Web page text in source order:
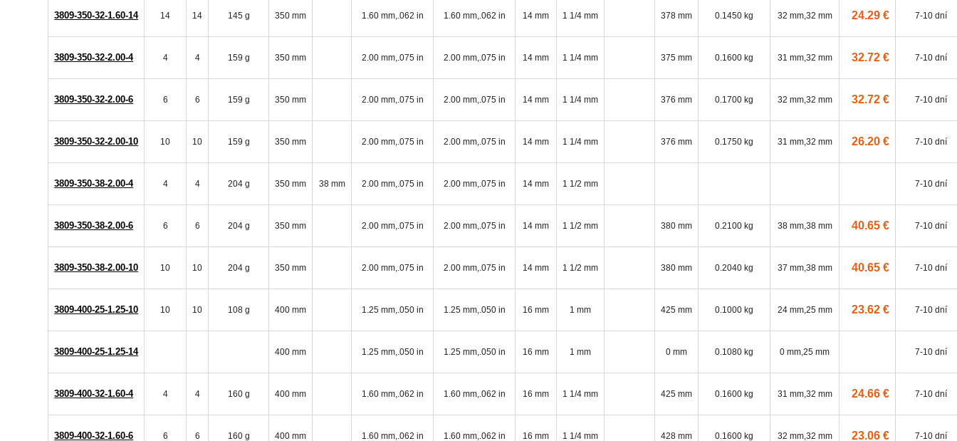
3809-350-32-1.60-14 14 14 145 g 350 mm 1.60 mm,.062 in 1.60 mm,.062 in 14 mm 1 1/4 mm 378 mm 0.1450 kg 32 mm,32 mm 24.29 € 7-10 dní
3809-350-32-2.00-4 4 4 159 g 350 mm 2.00 mm,.075 in 2.00 mm,.075 in 14 mm 1 1/4 mm 375 mm 0.1600 kg 31 mm,32 mm 32.72 € 7-10 dní
3809-350-32-2.00-6 6 6 159 g 350 mm 2.00 mm,.075 in 2.00 mm,.075 in 14 mm 1 1/4 mm 376 mm 0.1700 kg 32 mm,32 mm 32.72 € 7-10 dní
3809-350-32-2.00-10 10 10 159 g 350 mm 2.00 mm,.075 in 2.00 mm,.075 in 14 mm 1 1/4 mm 376 mm 0.1750 kg 31 mm,32 mm 26.20 € 7-10 dní
3809-350-38-2.00-4 4 4 204 g 350 mm 38 mm 2.00 mm,.075 in 2.00 mm,.075 in 14 mm 1 1/2 mm 7-10 dní
3809-350-38-2.00-6 6 6 204 g 350 mm 2.00 mm,.075 in 2.00 mm,.075 in 14 mm 1 1/2 mm 380 mm 0.2100 kg 38 mm,38 mm 40.65 € 7-10 dní
3809-350-38-2.00-10 10 10 204 g 350 mm 2.00 mm,.075 in 2.00 mm,.075 in 14 mm 1 1/2 mm 380 mm 0.2040 kg 37 mm,38 mm 40.65 € 7-10 dní
3809-400-25-1.25-10 10 10 108 g 400 mm 1.25 mm,.050 in 1.25 mm,.050 in 16 mm 1 mm 425 mm 0.1000 kg 24 mm,25 mm 23.62 € 7-10 dní
3809-400-25-1.25-14 400 mm 1.25 mm,.050 in 1.25 mm,.050 in 16 mm 1 mm 0 mm 0.1080 kg 0 mm,25 mm 7-10 dní
3809-400-32-1.60-4 4 4 160 g 400 mm 1.60 mm,.062 in 1.60 mm,.062 in 16 mm 1 1/4 mm 425 mm 0.1600 kg 31 mm,32 mm 24.66 € 7-10 dní
3809-400-32-1.60-6 6 6 160 g 400 mm 1.60 mm,.062 in 1.60 mm,.062 in 16 mm 1 1/4 mm 428 mm 0.1600 kg 32 mm,32 mm 23.06 € 7-10 dní